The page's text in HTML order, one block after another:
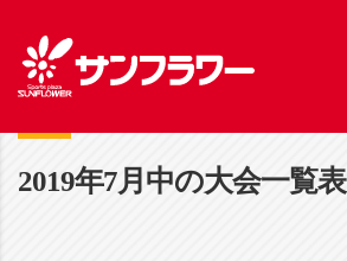
2019年7月中の大会一覧表